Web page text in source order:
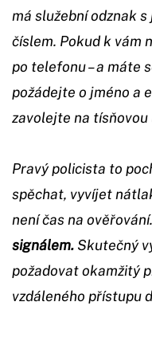
má služební odznak
číslem. Pokud k vám
po telefonu – a máte
požádejte o jméno a
zavolejte na tísňovou
Pravý policista to
spěchat, vyvíjet
není čas na ověřování.
signálem. Skutečný
požadovat okamžitý
vzdáleného přístupu